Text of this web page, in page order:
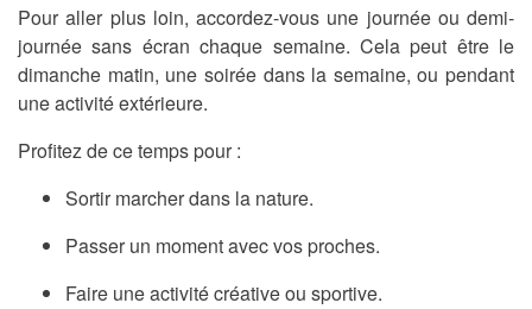
Pour aller plus loin, accordez-vous une journée ou demi-
journée sans écran chaque semaine. Cela peut être le
dimanche matin, une soirée dans la semaine, ou pendant
une activité extérieure.
Profitez de ce temps pour :
Sortir marcher dans la nature.
Passer un moment avec vos proches.
Faire une activité créative ou sportive.